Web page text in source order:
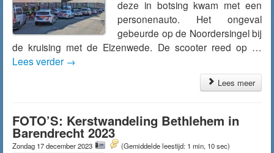
deze in botsing kwam met een
personenauto. Het ongeval
gebeurde op de Noordersingel bij
de kruising met de Elzenwede. De scooter reed op …
Lees verder →
Lees meer
FOTO’S: Kerstwandeling Bethlehem in
Barendrecht 2023
Zondag 17 december 2023 (Gemiddelde leestijd: 1 min, 10 sec)